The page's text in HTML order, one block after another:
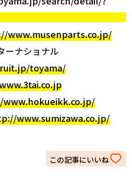
www.musenparts.co.jp/
ーナショナル
toyama/
www.sumizawa.co.jp/